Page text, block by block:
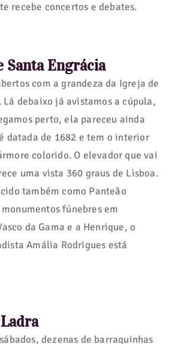
recebe concertos e debates.
Santa Engrácia
com a grandeza da Igreja de
Lá debaixo já avistamos a cúpula,
perto, ela pareceu ainda
datada de 1682 e tem o interior
colorido. O elevador que vai
uma vista 360 graus de Lisboa.
também como Panteão
fúnebres em
da Gama e a Henrique, o
Amália Rodrigues está
dezenas de barraquinhas